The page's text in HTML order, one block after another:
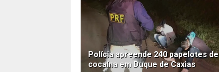
Polícia apreende 240 papelotes de
cocaína em Duque de Caxias